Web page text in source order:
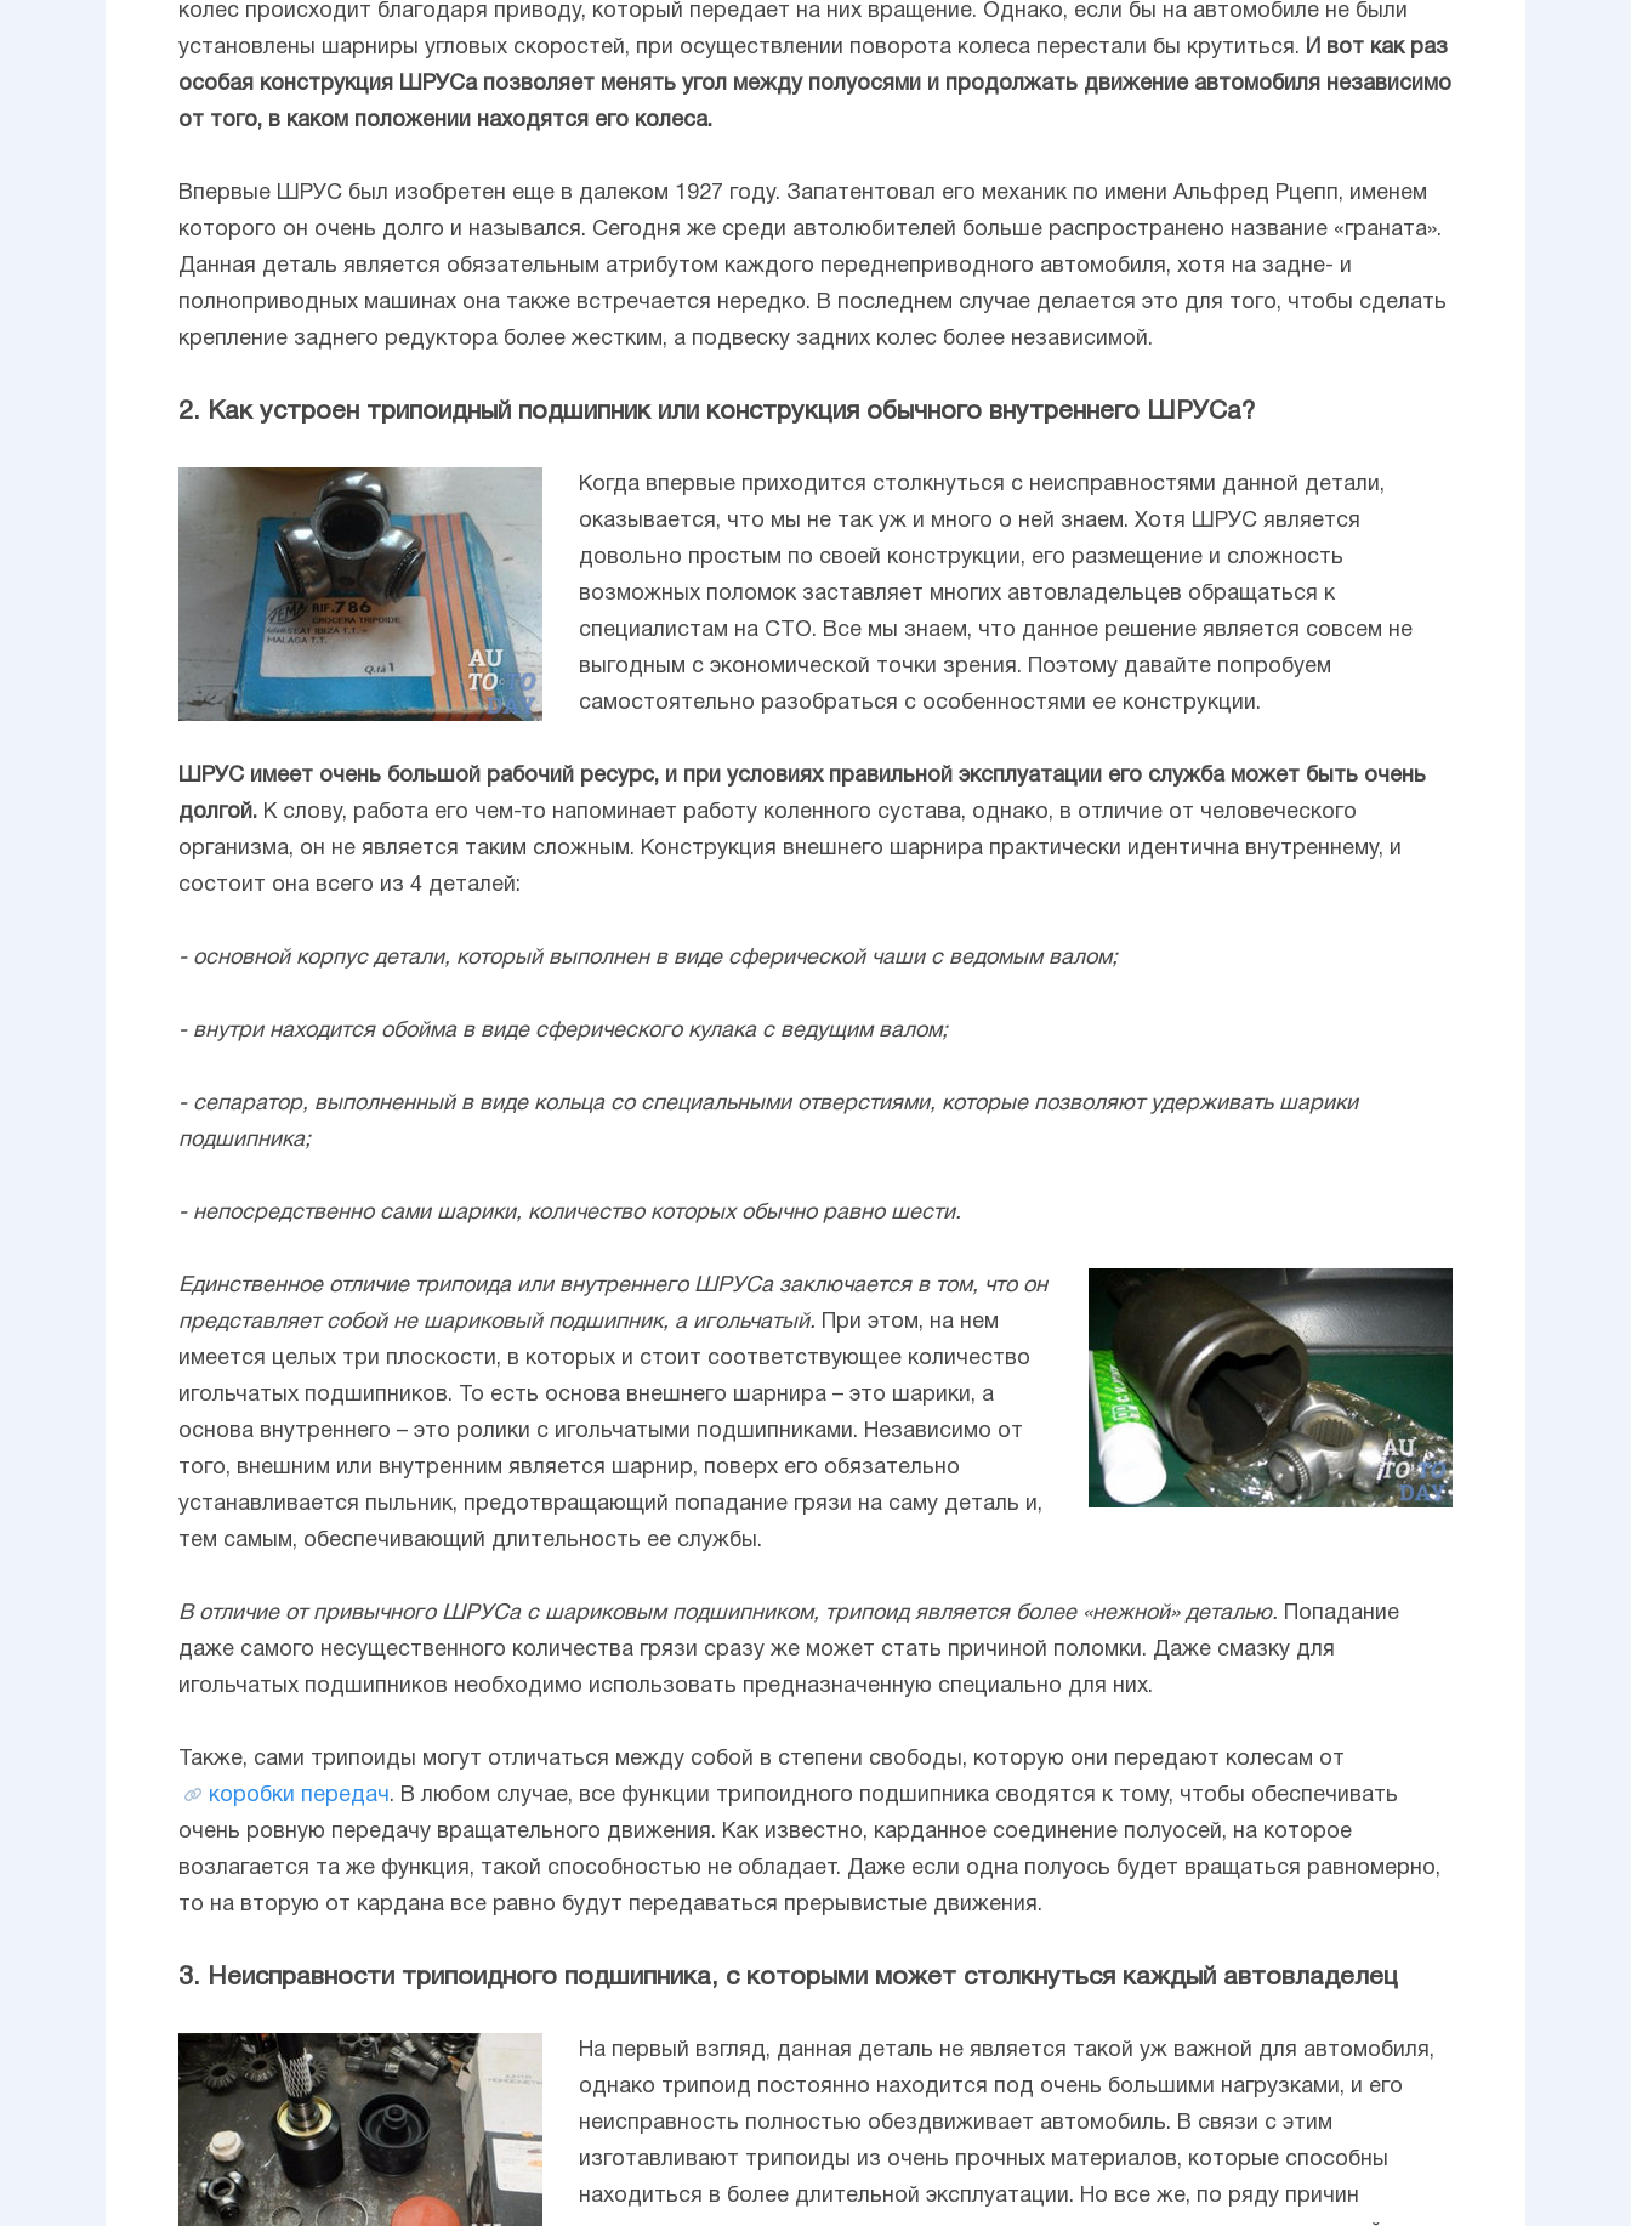
колес происходит благодаря приводу, который передает на них вращение. Однако, если бы на автомобиле не были
установлены шарниры угловых скоростей, при осуществлении поворота колеса перестали бы крутиться. И вот как раз
особая конструкция ШРУСа позволяет менять угол между полуосями и продолжать движение автомобиля независимо
от того, в каком положении находятся его колеса.
Впервые ШРУС был изобретен еще в далеком 1927 году. Запатентовал его механик по имени Альфред Рцепп, именем
которого он очень долго и назывался. Сегодня же среди автолюбителей больше распространено название «граната».
Данная деталь является обязательным атрибутом каждого переднеприводного автомобиля, хотя на задне- и
полноприводных машинах она также встречается нередко. В последнем случае делается это для того, чтобы сделать
крепление заднего редуктора более жестким, а подвеску задних колес более независимой.
2. Как устроен трипоидный подшипник или конструкция обычного внутреннего ШРУСа?
Когда впервые приходится столкнуться с неисправностями данной детали,
оказывается, что мы не так уж и много о ней знаем. Хотя ШРУС является
довольно простым по своей конструкции, его размещение и сложность
возможных поломок заставляет многих автовладельцев обращаться к
специалистам на СТО. Все мы знаем, что данное решение является совсем не
выгодным с экономической точки зрения. Поэтому давайте попробуем
самостоятельно разобраться с особенностями ее конструкции.
ШРУС имеет очень большой рабочий ресурс, и при условиях правильной эксплуатации его служба может быть очень
долгой. К слову, работа его чем-то напоминает работу коленного сустава, однако, в отличие от человеческого
организма, он не является таким сложным. Конструкция внешнего шарнира практически идентична внутреннему, и
состоит она всего из 4 деталей:
- основной корпус детали, который выполнен в виде сферической чаши с ведомым валом;
- внутри находится обойма в виде сферического кулака с ведущим валом;
- сепаратор, выполненный в виде кольца со специальными отверстиями, которые позволяют удерживать шарики
подшипника;
- непосредственно сами шарики, количество которых обычно равно шести.
Единственное отличие трипоида или внутреннего ШРУСа заключается в том, что он
представляет собой не шариковый подшипник, а игольчатый. При этом, на нем
имеется целых три плоскости, в которых и стоит соответствующее количество
игольчатых подшипников. То есть основа внешнего шарнира – это шарики, а
основа внутреннего – это ролики с игольчатыми подшипниками. Независимо от
того, внешним или внутренним является шарнир, поверх его обязательно
устанавливается пыльник, предотвращающий попадание грязи на саму деталь и,
тем самым, обеспечивающий длительность ее службы.
В отличие от привычного ШРУСа с шариковым подшипником, трипоид является более «нежной» деталью. Попадание
даже самого несущественного количества грязи сразу же может стать причиной поломки. Даже смазку для
игольчатых подшипников необходимо использовать предназначенную специально для них.
Также, сами трипоиды могут отличаться между собой в степени свободы, которую они передают колесам от
коробки передач. В любом случае, все функции трипоидного подшипника сводятся к тому, чтобы обеспечивать
очень ровную передачу вращательного движения. Как известно, карданное соединение полуосей, на которое
возлагается та же функция, такой способностью не обладает. Даже если одна полуось будет вращаться равномерно,
то на вторую от кардана все равно будут передаваться прерывистые движения.
3. Неисправности трипоидного подшипника, с которыми может столкнуться каждый автовладелец
На первый взгляд, данная деталь не является такой уж важной для автомобиля,
однако трипоид постоянно находится под очень большими нагрузками, и его
неисправность полностью обездвиживает автомобиль. В связи с этим
изготавливают трипоиды из очень прочных материалов, которые способны
находиться в более длительной эксплуатации. Но все же, по ряду причин